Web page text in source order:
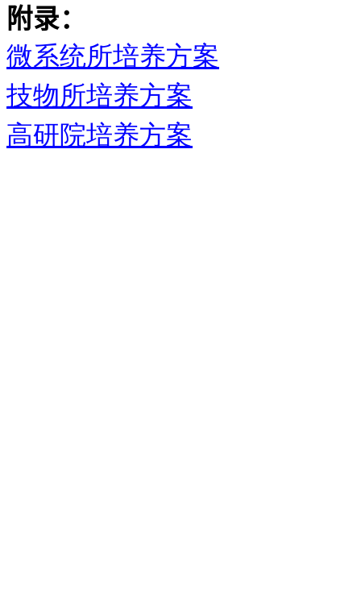
附录：
微系统所培养方案
技物所培养方案
高研院培养方案